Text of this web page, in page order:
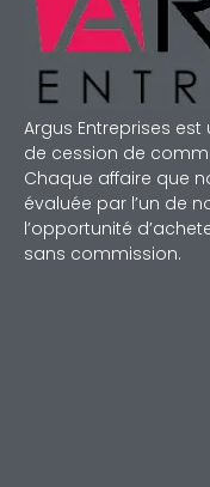
Argus Entreprises
de cession de
Chaque affaire que
évaluée par l’un de
l’opportunité
sans commission.